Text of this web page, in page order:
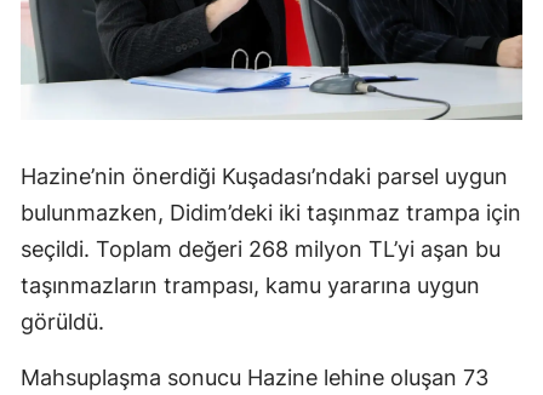
Hazine’nin önerdiği Kuşadası’ndaki parsel uygun
bulunmazken, Didim’deki iki taşınmaz trampa için
seçildi. Toplam değeri 268 milyon TL’yi aşan bu
taşınmazların trampası, kamu yararına uygun
görüldü.
Mahsuplaşma sonucu Hazine lehine oluşan 73